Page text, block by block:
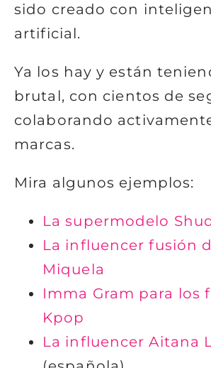
sido creado con
artificial.
Ya los hay y están
brutal, con cientos de
colaborando
marcas.
Mira algunos ejemplos:
La supermodelo
La influencer fusión
Miquela
Imma Gram para los
Kpop
La influencer Aitana